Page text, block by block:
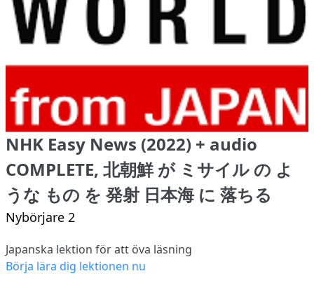
NHK Easy News (2022) + audio
COMPLETE, 北朝鮮 が ミサイル の よ
うな もの を 発射 日本海 に 落ちる
Nybörjare 2
Japanska lektion för att öva läsning
Börja lära dig lektionen nu